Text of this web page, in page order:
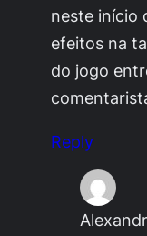
neste início
efeitos na
do jogo
Reply